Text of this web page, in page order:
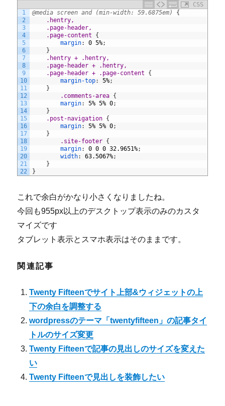
CSS
1
2
3
4
5
6
7
8
9
10
11
12
13
14
15
16
17
18
19
20
21
22
@media screen and (min-width: 59.6875em) {
.hentry,
	.page-header,
	.page-content
{
margin: 0 5%;
}
.hentry + .hentry,
	.page-header + .hentry,
	.page-header + .page-content
{
margin-top: 5%;
}
.comments-area {
margin: 5% 5% 0;
}
.post-navigation {
margin: 5% 5% 0;
}
.site-footer {
margin: 0 0 0 32.9651%;
width: 63.5067%;
}
}
これで余白がかなり小さくなりましたね。
今回も955px以上のデスクトップ表示のみのカスタ
マイズです
タブレット表示とスマホ表示はそのままです。
関連記事
Twenty Fifteenでサイト上部&ウィジェットの上
下の余白を調整する
wordpressのテーマ「twentyfifteen」の記事タイ
トルのサイズ変更
Twenty Fifteenで記事の見出しのサイズを変えた
い
Twenty Fifteenで見出しを装飾したい